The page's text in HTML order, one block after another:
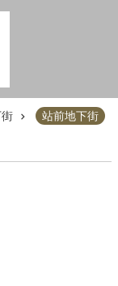
站前地下街